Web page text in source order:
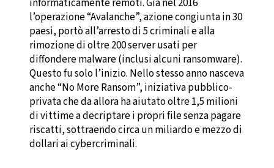
l’operazione “Avalanche”, azione congiunta in 30
paesi, portò all’arresto di 5 criminali e alla
rimozione di oltre 200 server usati per
diffondere malware (inclusi alcuni ransomware).
Questo fu solo l’inizio. Nello stesso anno nasceva
anche “No More Ransom”, iniziativa pubblico-
privata che da allora ha aiutato oltre 1,5 milioni
di vittime a decriptare i propri file senza pagare
riscatti, sottraendo circa un miliardo e mezzo di
dollari ai cybercriminali.